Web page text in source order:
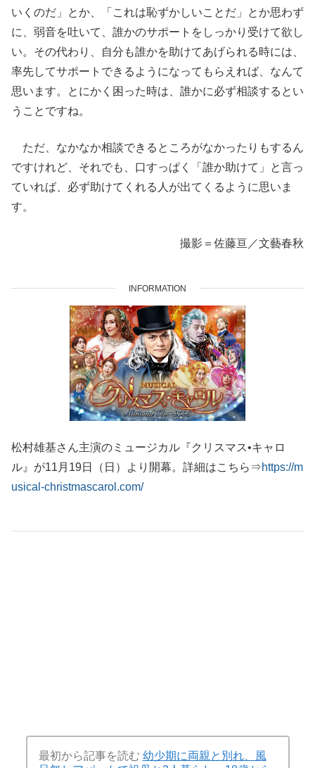
いくのだ」とか、「これは恥ずかしいことだ」とか思わず
に、弱音を吐いて、誰かのサポートをしっかり受けて欲し
い。その代わり、自分も誰かを助けてあげられる時には、
率先してサポートできるようになってもらえれば、なんて
思います。とにかく困った時は、誰かに必ず相談するとい
うことですね。
ただ、なかなか相談できるところがなかったりもするん
ですけれど、それでも、口すっぱく「誰か助けて」と言っ
ていれば、必ず助けてくれる人が出てくるように思いま
す。
撮影＝佐藤亘／文藝春秋
INFORMATION
松村雄基さん主演のミュージカル『クリスマス•キャロ
ル』が11月19日（日）より開幕。詳細はこちら⇒https://m
usical-christmascarol.com/
最初から記事を読む 幼少期に両親と別れ、風